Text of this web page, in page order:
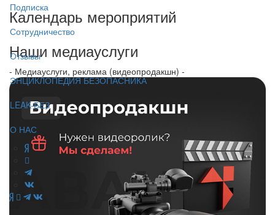
Подписка
Сотрудничество
Отзывы
ЭНЦИКЛОПЕДИЯ БЕЗОПАСНИКА
LEAK-БЕЗ
О НАС
Календарь мероприятий
Наши медиауслуги
- Медиауслуги, реклама (видеопродакшн) -